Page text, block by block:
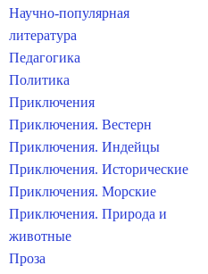
Научно-популярная
литература
Педагогика
Политика
Приключения
Приключения. Вестерн
Приключения. Индейцы
Приключения. Исторические
Приключения. Морские
Приключения. Природа и
животные
Проза